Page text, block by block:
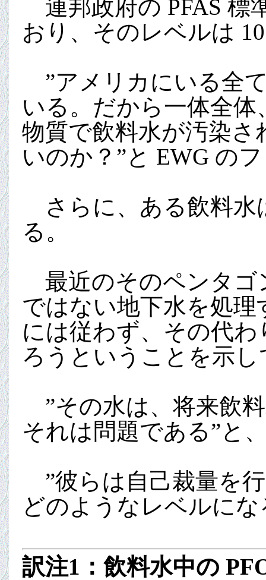
連邦政府の PFAS 標
おり、そのレベルは
”アメリカにいる全
いる。だから一体全
物質で飲料水が汚染
いのか？”と EWG の
さらに、ある飲料水
る。
最近のそのペンタゴ
ではない地下水を処理
には従わず、その代
ろうということを示
”その水は、将来飲
それは問題である”と
”彼らは自己裁量を
どのようなレベルに
訳注1 ：飲料水中の